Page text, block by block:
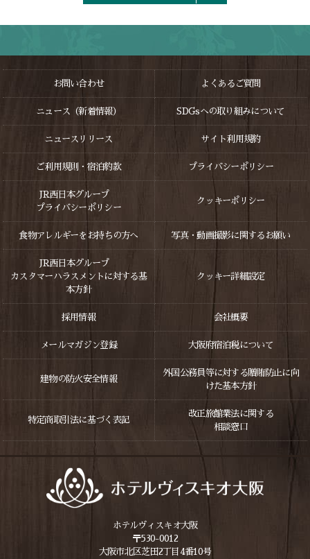
お問い合わせ よくあるご質問
ニュース（新着情報） SDGsへの取り組みについて
ニュースリリース サイト利用規約
ご利用規則・宿泊約款 プライバシーポリシー
JR西日本グループ
プライバシーポリシー
クッキーポリシー
食物アレルギーをお持ちの方へ 写真・動画撮影に関するお願い
JR西日本グループ
カスタマーハラスメントに対する基
本方針
クッキー詳細設定
採用情報 会社概要
メールマガジン登録 大阪府宿泊税について
建物の防火安全情報
外国公務員等に対する贈賄防止に向
けた基本方針
特定商取引法に基づく表記
改正旅館業法に関する
相談窓口
ホテルヴィスキオ大阪
〒530-0012
大阪市北区芝田2丁目4番10号